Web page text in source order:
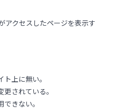
アクセスしたページを表示す
上に無い。
されている。
きない。